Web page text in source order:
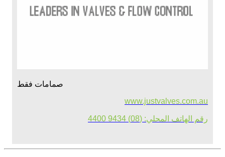
صمامات فقط
www.justvalves.com.au
رقم الهاتف المحلي: (08) 9434 4400